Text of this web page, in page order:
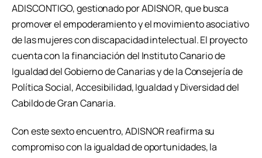
ADISCONTIGO, gestionado por ADISNOR, que busca
promover el empoderamiento y el movimiento asociativo
de las mujeres con discapacidad intelectual. El proyecto
cuenta con la financiación del Instituto Canario de
Igualdad del Gobierno de Canarias y de la Consejería de
Política Social, Accesibilidad, Igualdad y Diversidad del
Cabildo de Gran Canaria.
Con este sexto encuentro, ADISNOR reafirma su
compromiso con la igualdad de oportunidades, la